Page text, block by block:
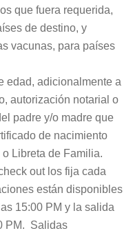
que fuera requerida,
de destino, y
vacunas, para países
edad, adicionalmente a
autorización notarial o
padre y/o madre que
de nacimiento
Libreta de Familia.
out los fija cada
están disponibles
15:00 PM y la salida
PM. Salidas